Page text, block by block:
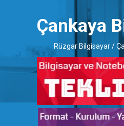
Çankaya
Rüzgar Bilgisayar /